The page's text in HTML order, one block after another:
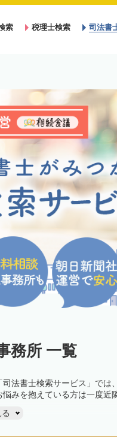
索 税理士検索 司法書
務所 一覧
法書士検索サービス」では
みを抱えている方は一度近